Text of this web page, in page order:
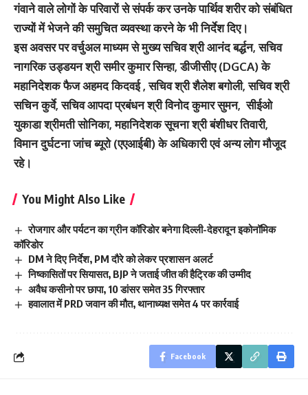
गंवाने वाले लोगों के परिवारों से संपर्क कर उनके पार्थिव शरीर को संबंधित
राज्यों में भेजने की समुचित व्यवस्था करने के भी निर्देश दिए।
इस अवसर पर वर्चुअल माध्यम से मुख्य सचिव श्री आनंद बर्द्धन, सचिव
नागरिक उड्डयन श्री समीर कुमार सिन्हा, डीजीसीए (DGCA) के
महानिदेशक फैज अहमद किदवई , सचिव श्री शैलेश बगोली, सचिव श्री
सचिन कुर्वे, सचिव आपदा प्रबंधन श्री विनोद कुमार सुमन, सीईओ
युकाडा श्रीमती सोनिका, महानिदेशक सूचना श्री बंशीधर तिवारी,
विमान दुर्घटना जांच ब्यूरो (एएआईबी) के अधिकारी एवं अन्य लोग मौजूद
रहे।
You Might Also Like
रोजगार और पर्यटन का ग्रीन कॉरिडोर बनेगा दिल्ली-देहरादून इकोनॉमिक
कॉरिडोर
DM ने दिए निर्देश, PM दौरे को लेकर प्रशासन अलर्ट
निष्कासितों पर सियासत, BJP ने जताई जीत की हैट्रिक की उम्मीद
अवैध कसीनो पर छापा, 10 डांसर समेत 35 गिरफ्तार
हवालात में PRD जवान की मौत, थानाध्यक्ष समेत 4 पर कार्रवाई
Facebook